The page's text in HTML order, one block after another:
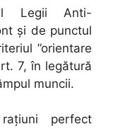
Legii Anti-
și de punctul
”orientare
7, în legătură
muncii.
perfect